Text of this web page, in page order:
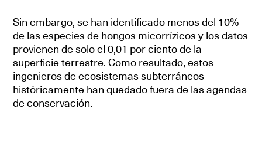
Sin embargo, se han identificado menos del 10%
de las especies de hongos micorrízicos y los datos
provienen de solo el 0,01 por ciento de la
superficie terrestre. Como resultado, estos
ingenieros de ecosistemas subterráneos
históricamente han quedado fuera de las agendas
de conservación.